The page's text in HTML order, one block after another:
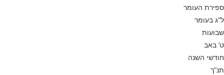
ספירת העומר
ל”ג בעומר
שבועות
ט’ באב
חודשי השנה
תנ”ך